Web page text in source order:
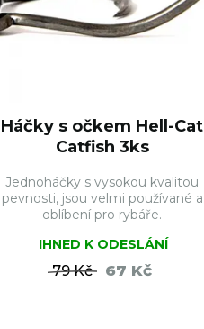
Háčky s očkem Hell-Cat
Catfish 3ks
Jednoháčky s vysokou kvalitou
pevnosti, jsou velmi používané a
oblíbení pro rybáře.
IHNED K ODESLÁNÍ
79 Kč 67 Kč